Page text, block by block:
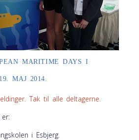
MARITIME DAYS I
MAJ 2014.
Tak til alle deltagerne.
i Esbjerg.